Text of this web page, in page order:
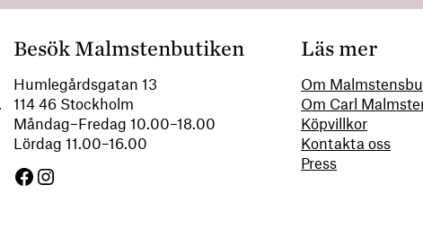
Besök Malmstenbutiken
Humlegårdsgatan 13
114 46 Stockholm
Måndag–Fredag 10.00–18.00
Lördag 11.00–16.00
Facebook
Instagram
Läs mer
Om
Om Carl
Köpvillkor
Kontakta oss
Press